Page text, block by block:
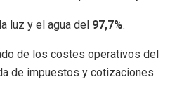
luz y el agua del 97,7%.
de los costes operativos del
de impuestos y cotizaciones